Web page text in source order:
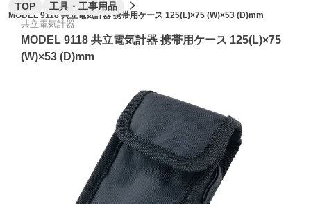
TOP 工具・工事用品
MODEL 9118 共立電気計器 携帯用ケース 125(L)×75 (W)×53 (D)mm
共立電気計器
MODEL 9118 共立電気計器 携帯用ケース 125(L)×75
(W)×53 (D)mm